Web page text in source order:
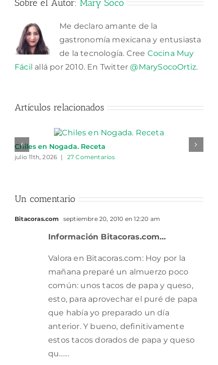
Sobre el Autor: Mary Soco
Me declaro amante de la
gastronomía mexicana y entusiasta
de la tecnología. Cree Cocina Muy
Fácil allá por 2010. En Twitter@MarySocoOrtiz.
Artículos relacionados
Chiles en Nogada. Receta
julio 11th, 2026 | 27 Comentarios
Un comentario
Bitacoras.com septiembre 20, 2010 en 12:20 am
Información Bitacoras.com…
Valora en Bitacoras.com: Hoy por la
mañana preparé un almuerzo poco
común: unos tacos de papa y queso,
esto, para aprovechar el puré de papa
que había yo preparado un día
anterior. Y bueno, definitivamente
estos tacos dorados de papa y queso
qu……